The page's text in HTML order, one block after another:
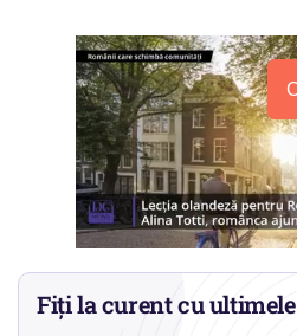
Fiți la curent cu